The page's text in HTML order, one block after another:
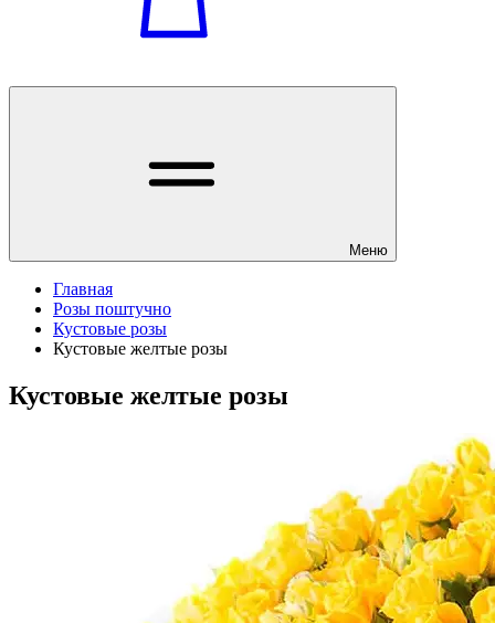
Меню
Главная
Розы поштучно
Кустовые розы
Кустовые желтые розы
Кустовые желтые розы